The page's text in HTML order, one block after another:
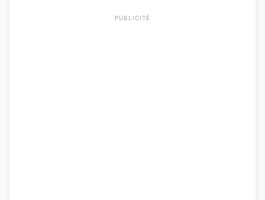
PUBLICITÉ